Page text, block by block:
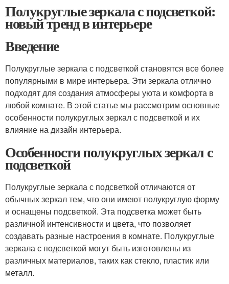
Полукруглые зеркала с подсветкой:
новый тренд в интерьере
Введение
Полукруглые зеркала с подсветкой становятся все более
популярными в мире интерьера. Эти зеркала отлично
подходят для создания атмосферы уюта и комфорта в
любой комнате. В этой статье мы рассмотрим основные
особенности полукруглых зеркал с подсветкой и их
влияние на дизайн интерьера.
Особенности полукруглых зеркал с
подсветкой
Полукруглые зеркала с подсветкой отличаются от
обычных зеркал тем, что они имеют полукруглую форму
и оснащены подсветкой. Эта подсветка может быть
различной интенсивности и цвета, что позволяет
создавать разные настроения в комнате. Полукруглые
зеркала с подсветкой могут быть изготовлены из
различных материалов, таких как стекло, пластик или
металл.